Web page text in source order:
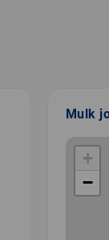
Mulk
+
−